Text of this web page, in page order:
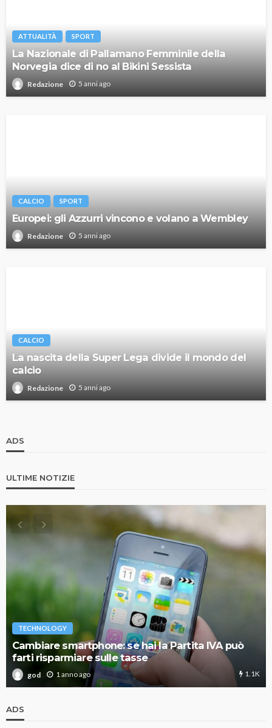
ATTUALITÀ SPORT
La Nazionale di Pallamano Femminile della
Norvegia dice di no al Bikini Sessista
Redazione 5 anni ago
CALCIO SPORT
Europei: gli Azzurri vincono e volano a Wembley
Redazione 5 anni ago
CALCIO
La nascita della Super Lega divide il mondo del
calcio
Redazione 5 anni ago
ADS
ULTIME NOTIZIE
TECHNOLOGY
Cambiare smartphone: se hai la Partita IVA può
farti risparmiare sulle tasse
god 1 anno ago 1.1K
ADS